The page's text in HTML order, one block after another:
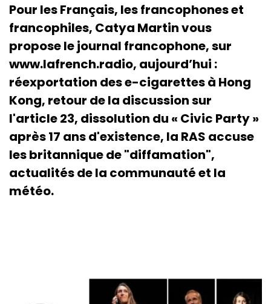
Pour les Français, les francophones et
francophiles, Catya Martin vous
propose le journal francophone, sur
www.lafrench.radio, aujourd’hui :
réexportation des e-cigarettes à Hong
Kong, retour de la discussion sur
l'article 23, dissolution du « Civic Party »
après 17 ans d'existence, la RAS accuse
les britannique de "diffamation",
actualités de la communauté et la
météo.